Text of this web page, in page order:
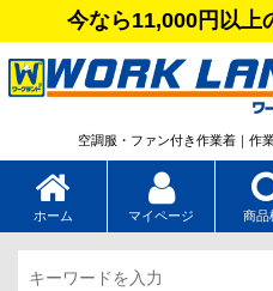
今なら11,000円以上
空調服・ファン付き作業着｜作
ホーム マイページ 商品